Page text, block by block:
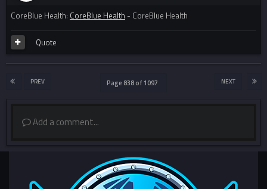
CoreBlue Health: CoreBlue Health - CoreBlue Health
Quote
PREV NEXT
Page 838 of 1097
Add a comment...